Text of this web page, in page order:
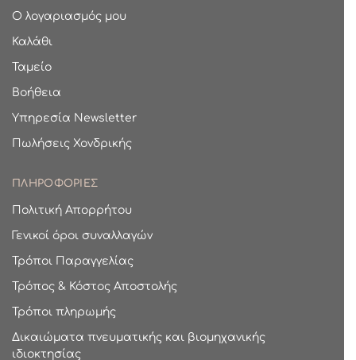
Ο λογαριασμός μου
Καλάθι
Ταμείο
Βοήθεια
Υπηρεσία Newsletter
Πωλήσεις Χονδρικής
ΠΛΗΡΟΦΟΡΙΕΣ
Πολιτική Απορρήτου
Γενικοί όροι συναλλαγών
Τρόποι Παραγγελίας
Τρόπος & Κόστος Αποστολής
Τρόποι πληρωμής
Δικαιώματα πνευματικής και βιομηχανικής
ιδιοκτησίας